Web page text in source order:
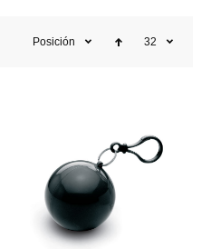
Posición 32